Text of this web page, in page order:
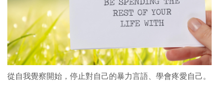
從自我覺察開始，停止對自己的暴力言語、學會疼愛自己。